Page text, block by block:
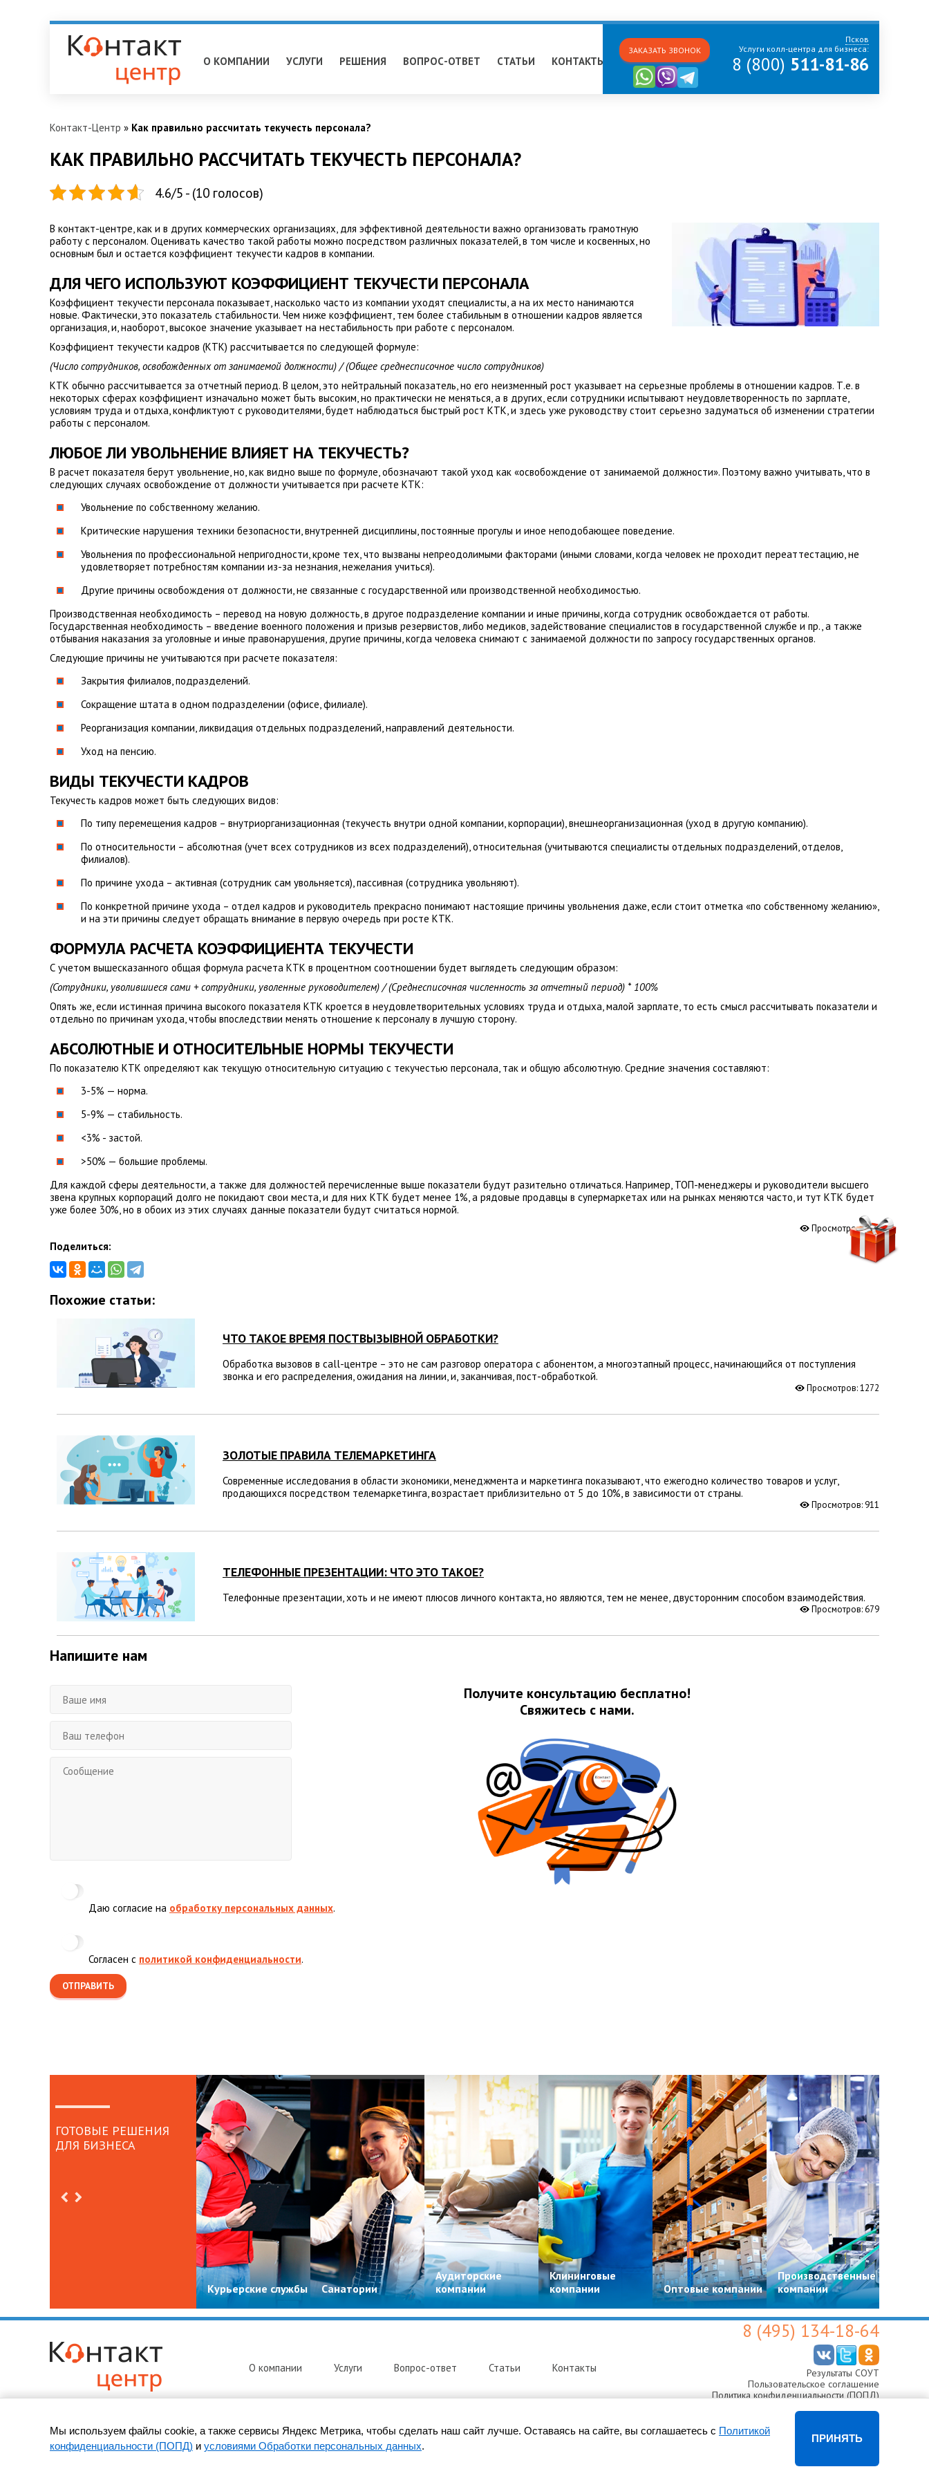
О КОМПАНИИ УСЛУГИ РЕШЕНИЯ ВОПРОС-ОТВЕТ СТАТЬИ КОНТАКТЫ
ЗАКАЗАТЬ ЗВОНОК
Псков
Услуги колл-центра для бизнеса:
8 (800) 511-81-86
Контакт-Центр » Как правильно рассчитать текучесть персонала?
КАК ПРАВИЛЬНО РАССЧИТАТЬ ТЕКУЧЕСТЬ ПЕРСОНАЛА?
4.6/5 - (10 голосов)
В контакт-центре, как и в других коммерческих организациях, для эффективной деятельности важно организовать грамотную
работу с персоналом. Оценивать качество такой работы можно посредством различных показателей, в том числе и косвенных, но
основным был и остается коэффициент текучести кадров в компании.
ДЛЯ ЧЕГО ИСПОЛЬЗУЮТ КОЭФФИЦИЕНТ ТЕКУЧЕСТИ ПЕРСОНАЛА
Коэффициент текучести персонала показывает, насколько часто из компании уходят специалисты, а на их место нанимаются
новые. Фактически, это показатель стабильности. Чем ниже коэффициент, тем более стабильным в отношении кадров является
организация, и, наоборот, высокое значение указывает на нестабильность при работе с персоналом.
Коэффициент текучести кадров (КТК) рассчитывается по следующей формуле:
(Число сотрудников, освобожденных от занимаемой должности) / (Общее среднесписочное число сотрудников)
КТК обычно рассчитывается за отчетный период. В целом, это нейтральный показатель, но его неизменный рост указывает на серьезные проблемы в отношении кадров. Т.е. в
некоторых сферах коэффициент изначально может быть высоким, но практически не меняться, а в других, если сотрудники испытывают неудовлетворенность по зарплате,
условиям труда и отдыха, конфликтуют с руководителями, будет наблюдаться быстрый рост КТК, и здесь уже руководству стоит серьезно задуматься об изменении стратегии
работы с персоналом.
ЛЮБОЕ ЛИ УВОЛЬНЕНИЕ ВЛИЯЕТ НА ТЕКУЧЕСТЬ?
В расчет показателя берут увольнение, но, как видно выше по формуле, обозначают такой уход как «освобождение от занимаемой должности». Поэтому важно учитывать, что в
следующих случаях освобождение от должности учитывается при расчете КТК:
Увольнение по собственному желанию.
Критические нарушения техники безопасности, внутренней дисциплины, постоянные прогулы и иное неподобающее поведение.
Увольнения по профессиональной непригодности, кроме тех, что вызваны непреодолимыми факторами (иными словами, когда человек не проходит переаттестацию, не
удовлетворяет потребностям компании из-за незнания, нежелания учиться).
Другие причины освобождения от должности, не связанные с государственной или производственной необходимостью.
Производственная необходимость – перевод на новую должность, в другое подразделение компании и иные причины, когда сотрудник освобождается от работы.
Государственная необходимость – введение военного положения и призыв резервистов, либо медиков, задействование специалистов в государственной службе и пр., а также
отбывания наказания за уголовные и иные правонарушения, другие причины, когда человека снимают с занимаемой должности по запросу государственных органов.
Следующие причины не учитываются при расчете показателя:
Закрытия филиалов, подразделений.
Сокращение штата в одном подразделении (офисе, филиале).
Реорганизация компании, ликвидация отдельных подразделений, направлений деятельности.
Уход на пенсию.
ВИДЫ ТЕКУЧЕСТИ КАДРОВ
Текучесть кадров может быть следующих видов:
По типу перемещения кадров – внутриорганизационная (текучесть внутри одной компании, корпорации), внешнеорганизационная (уход в другую компанию).
По относительности – абсолютная (учет всех сотрудников из всех подразделений), относительная (учитываются специалисты отдельных подразделений, отделов,
филиалов).
По причине ухода – активная (сотрудник сам увольняется), пассивная (сотрудника увольняют).
По конкретной причине ухода – отдел кадров и руководитель прекрасно понимают настоящие причины увольнения даже, если стоит отметка «по собственному желанию»,
и на эти причины следует обращать внимание в первую очередь при росте КТК.
ФОРМУЛА РАСЧЕТА КОЭФФИЦИЕНТА ТЕКУЧЕСТИ
С учетом вышесказанного общая формула расчета КТК в процентном соотношении будет выглядеть следующим образом:
(Сотрудники, уволившиеся сами + сотрудники, уволенные руководителем) / (Среднесписочная численность за отчетный период) * 100%
Опять же, если истинная причина высокого показателя КТК кроется в неудовлетворительных условиях труда и отдыха, малой зарплате, то есть смысл рассчитывать показатели и
отдельно по причинам ухода, чтобы впоследствии менять отношение к персоналу в лучшую сторону.
АБСОЛЮТНЫЕ И ОТНОСИТЕЛЬНЫЕ НОРМЫ ТЕКУЧЕСТИ
По показателю КТК определяют как текущую относительную ситуацию с текучестью персонала, так и общую абсолютную. Средние значения составляют:
3-5% — норма.
5-9% — стабильность.
<3% - застой.
>50% — большие проблемы.
Для каждой сферы деятельности, а также для должностей перечисленные выше показатели будут разительно отличаться. Например, ТОП-менеджеры и руководители высшего
звена крупных корпораций долго не покидают свои места, и для них КТК будет менее 1%, а рядовые продавцы в супермаркетах или на рынках меняются часто, и тут КТК будет
уже более 30%, но в обоих из этих случаях данные показатели будут считаться нормой.
Просмотров:427
Поделиться:
Похожие статьи:
ЧТО ТАКОЕ ВРЕМЯ ПОСТВЫЗЫВНОЙ ОБРАБОТКИ?
Обработка вызовов в call-центре – это не сам разговор оператора с абонентом, а многоэтапный процесс, начинающийся от поступления
звонка и его распределения, ожидания на линии, и, заканчивая, пост-обработкой.
Просмотров: 1272
ЗОЛОТЫЕ ПРАВИЛА ТЕЛЕМАРКЕТИНГА
Современные исследования в области экономики, менеджмента и маркетинга показывают, что ежегодно количество товаров и услуг,
продающихся посредством телемаркетинга, возрастает приблизительно от 5 до 10%, в зависимости от страны.
Просмотров: 911
ТЕЛЕФОННЫЕ ПРЕЗЕНТАЦИИ: ЧТО ЭТО ТАКОЕ?
Телефонные презентации, хоть и не имеют плюсов личного контакта, но являются, тем не менее, двусторонним способом взаимодействия.
Просмотров: 679
Напишите нам
Даю согласие на обработку персональных данных.
Согласен с политикой конфиденциальности.
Получите консультацию бесплатно!
Свяжитесь с нами.
ГОТОВЫЕ РЕШЕНИЯ
ДЛЯ БИЗНЕСА
Курьерские службы Санатории
Аудиторские
компании
Клининговые
компании
Оптовые компании
Производственные
компании
О компании Услуги Вопрос-ответ Статьи Контакты
8 (495) 134-18-64
Результаты СОУТ
Пользовательское соглашение
Политика конфиденциальности (ПОПД)
© 2010-2026 ООО «Контакт-Центр» -колл-центр в Пскове
Адрес: 180021, Псков, ул. Индустриальная, д. 9/1К, оф. 402
Мы используем файлы cookie, а также сервисы Яндекс Метрика, чтобы сделать наш сайт лучше. Оставаясь на сайте, вы соглашаетесь с Политикой
конфиденциальности (ПОПД) и условиями Обработки персональных данных.
ПРИНЯТЬ